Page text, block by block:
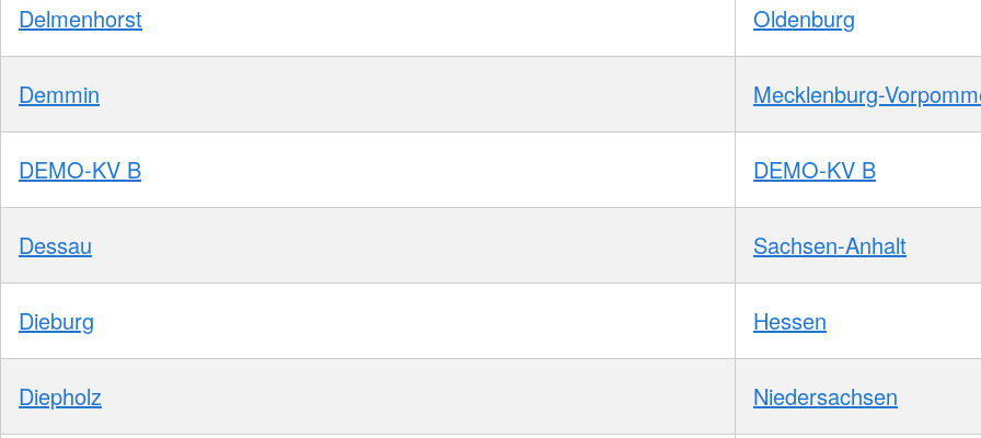
Delmenhorst Oldenburg
Demmin Mecklenburg-
DEMO-KV B DEMO-KV B
Dessau Sachsen-Anhalt
Dieburg Hessen
Diepholz Niedersachsen